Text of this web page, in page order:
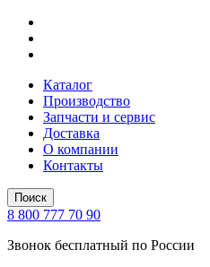
Каталог
Производство
Запчасти и сервис
Доставка
О компании
Контакты
Поиск
8 800 777 70 90
Звонок бесплатный по России